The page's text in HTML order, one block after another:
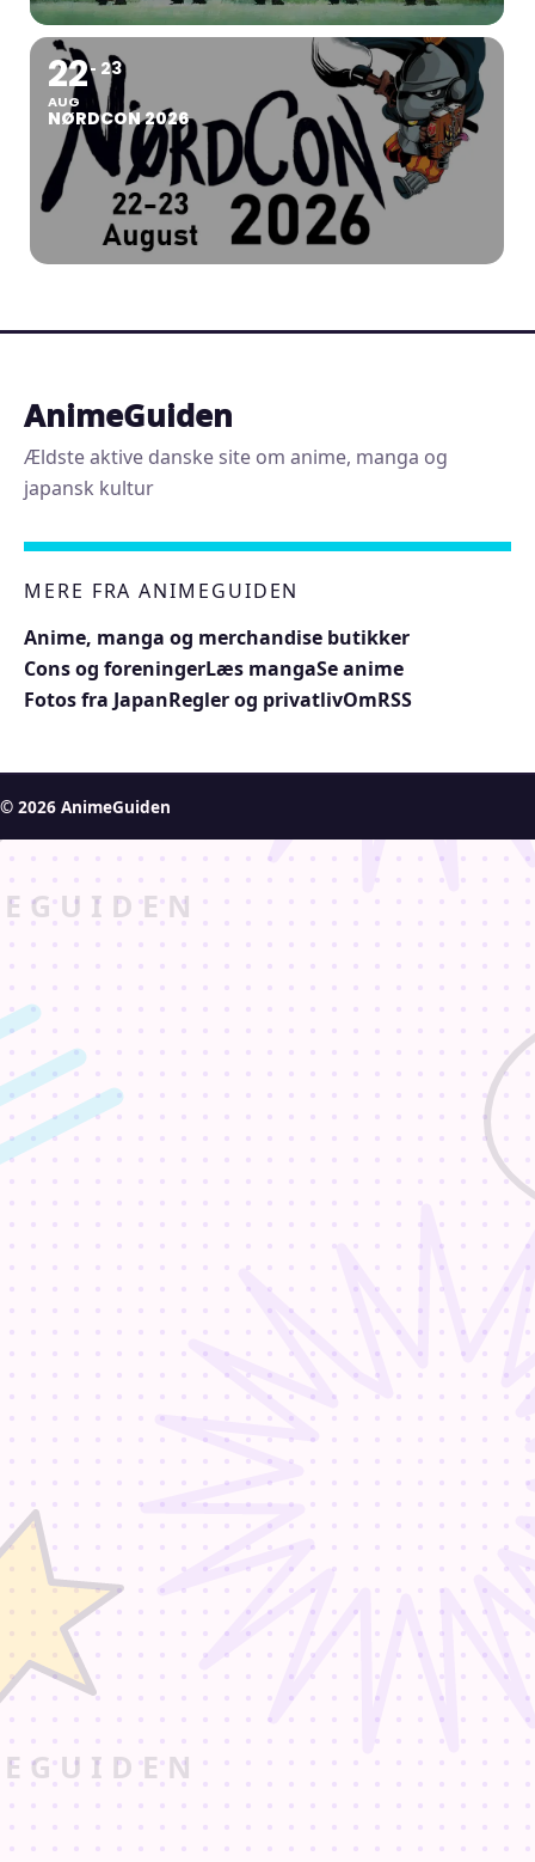
22
AUG
23
NØRDCON 2026
AnimeGuiden
Ældste aktive danske site om anime, manga og
japansk kultur
MERE FRA ANIMEGUIDEN
Anime, manga og merchandise butikker
Cons og foreningerLæs mangaSe anime
Fotos fra JapanRegler og privatlivOmRSS
© 2026 AnimeGuiden